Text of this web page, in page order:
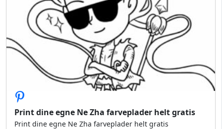
Print dine egne Ne Zha farveplader helt gratis
Print dine egne Ne Zha farveplader helt gratis